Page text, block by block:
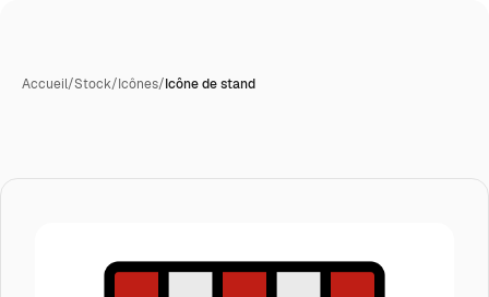
Accueil/Stock/Icônes/Icône de stand